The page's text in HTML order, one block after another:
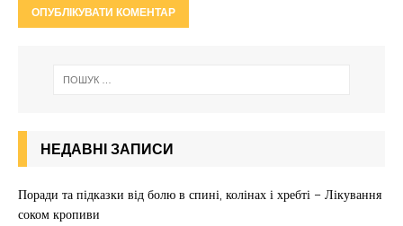
НЕДАВНІ ЗАПИСИ
Поради та підказки від болю в спині, колінах і хребті – Лікування
соком кропиви